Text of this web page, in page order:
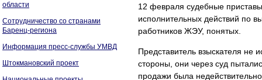
области
Сотрудничество со странами
Баренц-региона
Информация пресс-службы УМВД
Штокмановский проект
12 февраля судебные
исполнительных действий по
работников ЖЭУ, понятых.
Представитель взыскателя не
стороны, они через суд
продажи была